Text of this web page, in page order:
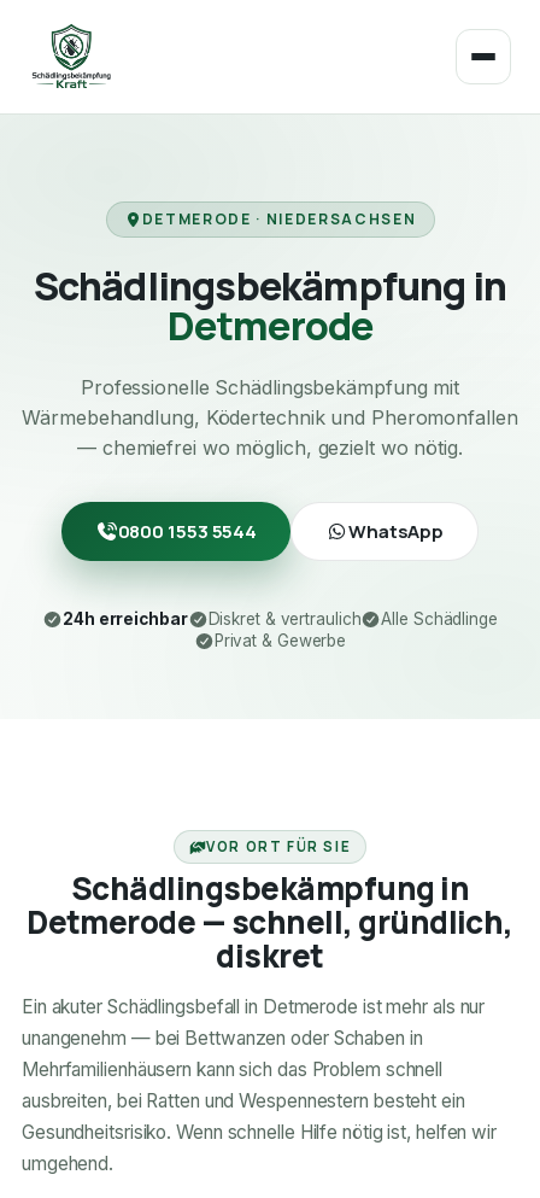
DETMERODE · NIEDERSACHSEN
Schädlingsbekämpfung in
Detmerode
Professionelle Schädlingsbekämpfung mit
Wärmebehandlung, Ködertechnik und Pheromonfallen
— chemiefrei wo möglich, gezielt wo nötig.
0800 1553 5544 WhatsApp
24h erreichbar Diskret & vertraulich
Alle Schädlinge
Privat & Gewerbe
VOR ORT FÜR SIE
Schädlingsbekämpfung in
Detmerode — schnell, gründlich,
diskret
Ein akuter Schädlingsbefall in Detmerode ist mehr als nur
unangenehm — bei Bettwanzen oder Schaben in
Mehrfamilienhäusern kann sich das Problem schnell
ausbreiten, bei Ratten und Wespennestern besteht ein
Gesundheitsrisiko. Wenn schnelle Hilfe nötig ist, helfen wir
umgehend.